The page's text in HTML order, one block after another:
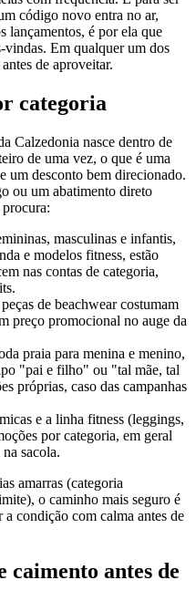
código novo entra no ar,
lançamentos, é por ela que
vindas. Em qualquer um dos
de aproveitar.
categoria
Calzedonia nasce dentro de
de uma vez, o que é uma
um desconto bem direcionado.
ou um abatimento direto
masculinas e infantis,
e modelos fitness, estão
nas contas de categoria,
de beachwear costumam
preço promocional no auge da
praia para menina e menino,
"pai e filho" ou "tal mãe, tal
próprias, caso das campanhas
e a linha fitness (leggings,
por categoria, em geral
sacola.
amarras (categoria
o caminho mais seguro é
condição com calma antes de
antes de